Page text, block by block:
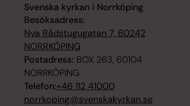
Svenska kyrkan i Norrköping
Besöksadress:
Nya Rådstugugatan 7, 60242
NORRKÖPING
Postadress: BOX 263, 60104
NORRKÖPING
Telefon:+46 112 41000
norrkoping@svenskakyrkan.se